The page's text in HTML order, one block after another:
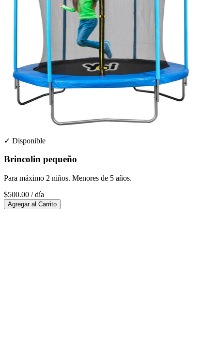
✓ Disponible
Brincolin pequeño
Para máximo 2 niños. Menores de 5 años.
$500.00 / día
Agregar al Carrito